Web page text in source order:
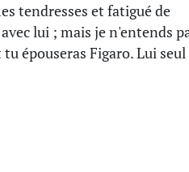
tendresses et fatigué de
lui ; mais je n'entends
épouseras Figaro. Lui seul